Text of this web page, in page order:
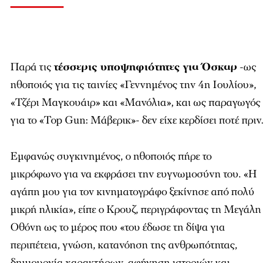
Παρά τιςτέσσερις υποψηφιότητες για Όσκαρ -ως
ηθοποιός για τις ταινίες «Γεννημένος την 4η Ιουλίου»,
«Τζέρι Μαγκουάιρ» και «Μανόλια», και ως παραγωγός
για το «Top Gun: Μάβερικ»- δεν είχε κερδίσει ποτέ πριν.
Εμφανώς συγκινημένος, ο ηθοποιός πήρε το
μικρόφωνο για να εκφράσει την ευγνωμοσύνη του. «Η
αγάπη μου για τον κινηματογράφο ξεκίνησε από πολύ
μικρή ηλικία», είπε ο Κρουζ, περιγράφοντας τη Μεγάλη
Οθόνη ως το μέρος που «του έδωσε τη δίψα για
περιπέτεια, γνώση, κατανόηση της ανθρωπότητας,